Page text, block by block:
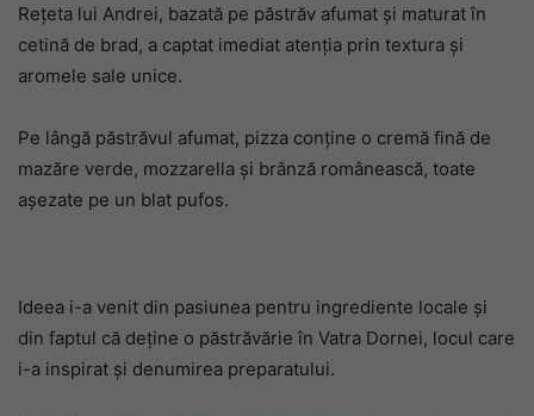
Rețeta lui Andrei, bazată pe păstrăv afumat și maturat în
cetină de brad, a captat imediat atenția prin textura și
aromele sale unice.
Pe lângă păstrăvul afumat, pizza conține o cremă fină de
mazăre verde, mozzarella și brânză românească, toate
așezate pe un blat pufos.
Ideea i-a venit din pasiunea pentru ingrediente locale și
din faptul că deține o păstrăvărie în Vatra Dornei, locul care
i-a inspirat și denumirea preparatului.